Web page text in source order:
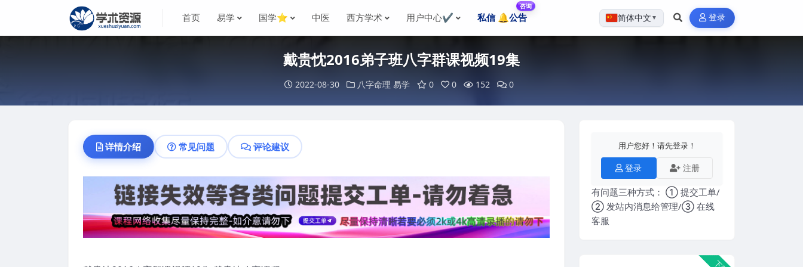
首页 易学 国学⭐ 中医 西方学术 用户中心✔️ 私信 🔔公告
咨询
简体中文 ▼ 登录
戴贵忱2016弟子班八字群课视频19集
2022-08-30 八字命理 易学 0 0 152 0
详情介绍 常见问题 评论建议 用户您好！请先登录！
登录 注册
有问题三种方式： ① 提交工单/
② 发站内消息给管理/③ 在线
客服